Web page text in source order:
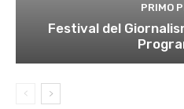
PRIMO
Festival del